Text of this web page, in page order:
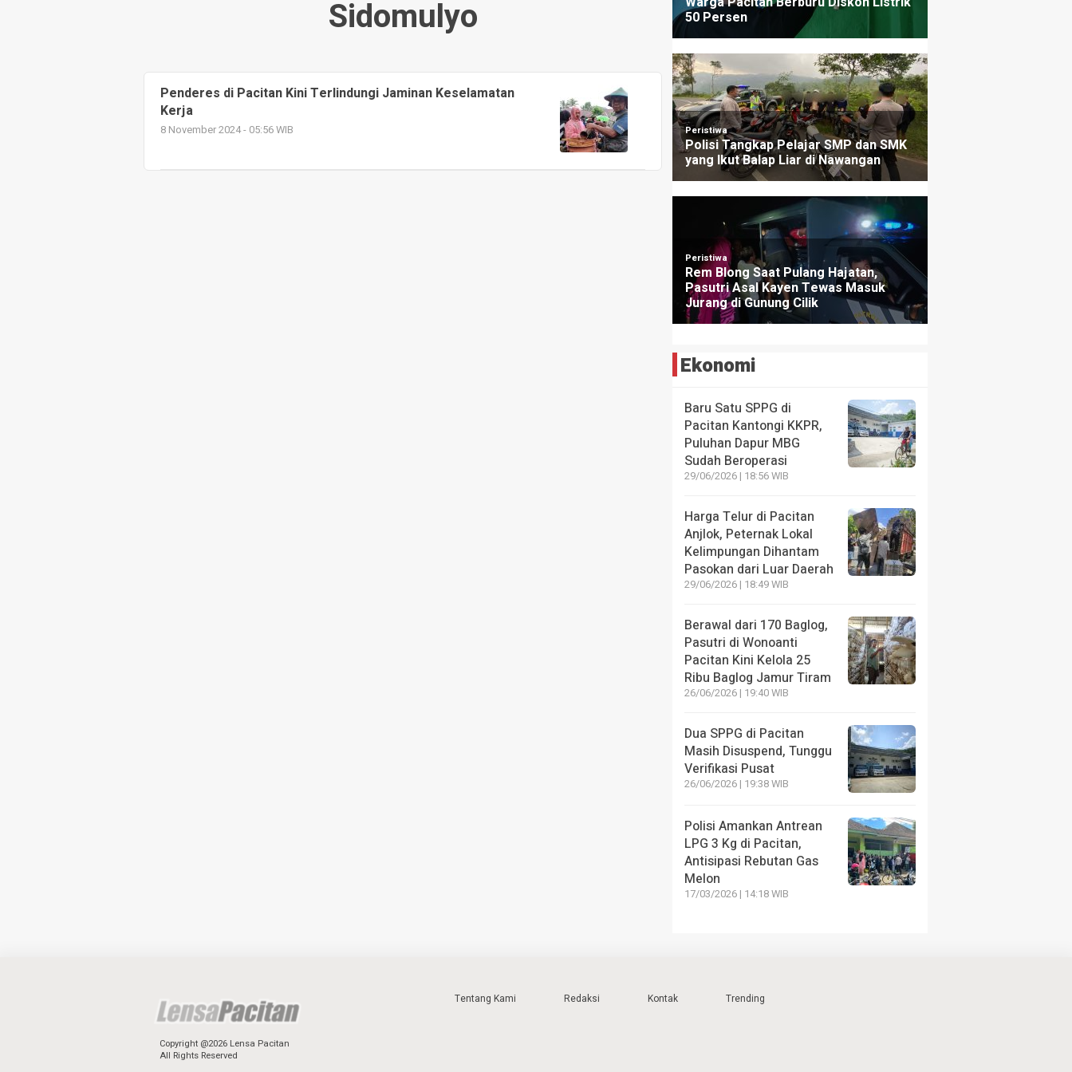
Sidomulyo
Penderes di Pacitan Kini Terlindungi Jaminan Keselamatan
Kerja
8 November 2024 - 05:56 WIB
Ekonomi
Baru Satu SPPG di
Pacitan Kantongi KKPR,
Puluhan Dapur MBG
Sudah Beroperasi
29/06/2026 | 18:56 WIB
Harga Telur di Pacitan
Anjlok, Peternak Lokal
Kelimpungan Dihantam
Pasokan dari Luar Daerah
29/06/2026 | 18:49 WIB
Berawal dari 170 Baglog,
Pasutri di Wonoanti
Pacitan Kini Kelola 25
Ribu Baglog Jamur Tiram
26/06/2026 | 19:40 WIB
Dua SPPG di Pacitan
Masih Disuspend, Tunggu
Verifikasi Pusat
26/06/2026 | 19:38 WIB
Polisi Amankan Antrean
LPG 3 Kg di Pacitan,
Antisipasi Rebutan Gas
Melon
17/03/2026 | 14:18 WIB
Copyright @2026 Lensa Pacitan
All Rights Reserved
Tentang Kami Redaksi Kontak Trending